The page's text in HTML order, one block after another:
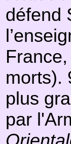
défend
morts).
plus
par